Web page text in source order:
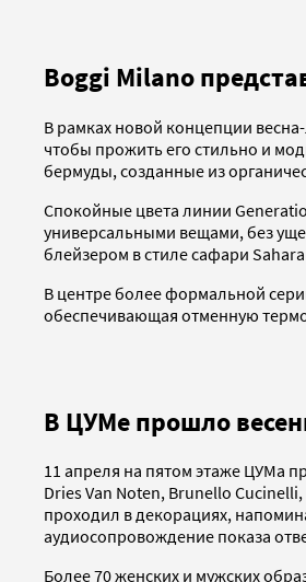
Boggi Milano
В рамках новой концепции
чтобы прожить его стильно и
бермуды, созданные из
Спокойные цвета линии
универсальными вещами, без
блейзером в стиле сафари
В центре более формальной
обеспечивающая отменную
В ЦУМе прошло
11 апреля на пятом этаже ЦУМа
Dries Van Noten, Brunello
проходил в декорациях,
аудиосопровождение показа
Более 70 женских и мужских